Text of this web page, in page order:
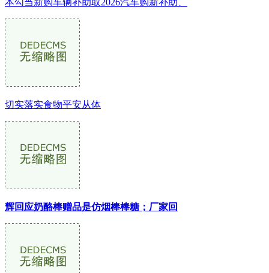
本勾当新购车辆补助取2026汽车购新补助、
切实落实食物平安从体
辉回应奶酪棒赠品是仿烟棒棒糖；厂家回